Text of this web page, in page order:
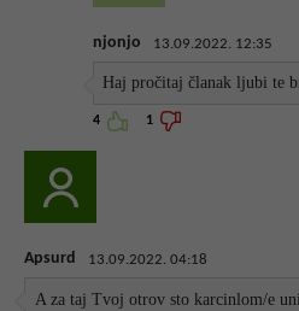
njonjo 13.09.2022. 12:35
Haj pročitaj članak ljubi te
4 1
Apsurd 13.09.2022. 04:18
A za taj Tvoj otrov sto karcinlom/e